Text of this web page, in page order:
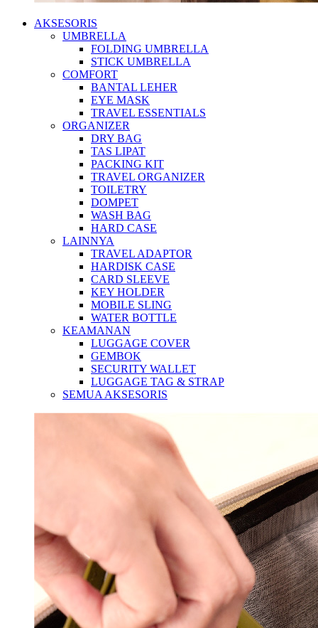
AKSESORIS
UMBRELLA
FOLDING UMBRELLA
STICK UMBRELLA
COMFORT
BANTAL LEHER
EYE MASK
TRAVEL ESSENTIALS
ORGANIZER
DRY BAG
TAS LIPAT
PACKING KIT
TRAVEL ORGANIZER
TOILETRY
DOMPET
WASH BAG
HARD CASE
LAINNYA
TRAVEL ADAPTOR
HARDISK CASE
CARD SLEEVE
KEY HOLDER
MOBILE SLING
WATER BOTTLE
KEAMANAN
LUGGAGE COVER
GEMBOK
SECURITY WALLET
LUGGAGE TAG & STRAP
SEMUA AKSESORIS